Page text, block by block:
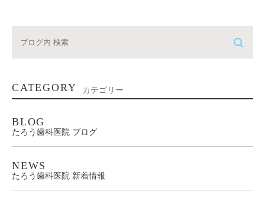
CATEGORY カテゴリー
BLOG
たろう歯科医院 ブログ
NEWS
たろう歯科医院 新着情報